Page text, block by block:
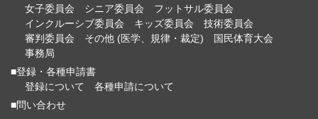
女子委員会
シニア委員会
フットサル委員会
インクルーシブ委員会
キッズ委員会
技術委員会
審判委員会
その他 (医学、規律・裁定)
国民体育大会
事務局
■登録・各種申請書
登録について
各種申請について
■問い合わせ